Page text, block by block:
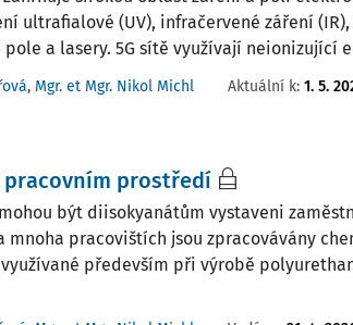
ultrafialové (UV), infračervené záření
a lasery. 5G sítě využívají neionizující
, Mgr. et Mgr. Nikol Michl Aktuální k: 1. 5.
pracovním prostředí
být diisokyanátům vystaveni
mnoha pracovištích jsou zpracovávány
především při výrobě